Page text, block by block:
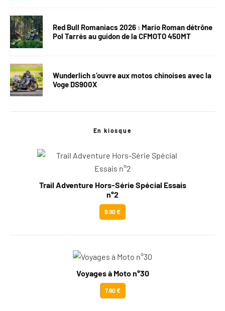
Red Bull Romaniacs 2026 : Mario Roman détrône
Pol Tarrés au guidon de la CFMOTO 450MT
Wunderlich s’ouvre aux motos chinoises avec la
Voge DS900X
En kiosque
Trail Adventure Hors-Série Spécial Essais
n°2
9.90 €
Voyages à Moto n°30
7.90 €